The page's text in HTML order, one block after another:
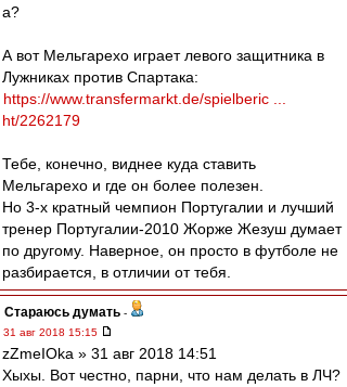
а?
А вот Мельгарехо играет левого защитника в
Лужниках против Спартака:
https://www.transfermarkt.de/spielberic ...
ht/2262179
Тебе, конечно, виднее куда ставить
Мельгарехо и где он более полезен.
Но 3-х кратный чемпион Португалии и лучший
тренер Португалии-2010 Жорже Жезуш думает
по другому. Наверное, он просто в футболе не
разбирается, в отличии от тебя.
Стараюсь думать -
31 авг 2018 15:15
zZmeIOka » 31 авг 2018 14:51
Хыхы. Вот честно, парни, что нам делать в ЛЧ?